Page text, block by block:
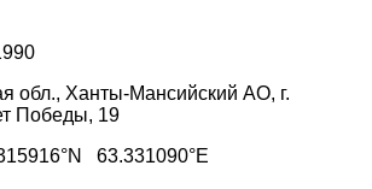
обл., Ханты-Мансийский АО, г.
Победы, 19
63.331090°E